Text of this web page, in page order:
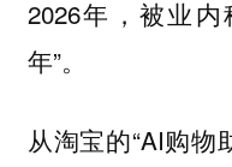
2026年，被业
年”。
从淘宝的“AI购物